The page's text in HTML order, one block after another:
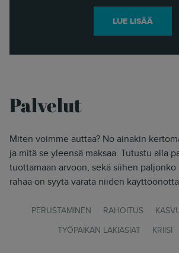
LUE LISÄÄ
Palvelut
Miten voimme auttaa? No ainakin
ja mitä se yleensä maksaa. Tutustu alla
tuottamaan arvoon, sekä siihen paljonko
rahaa on syytä varata niiden
PERUSTAMINEN RAHOITUS
TYÖPAIKAN LAKIASIAT
KRIISI